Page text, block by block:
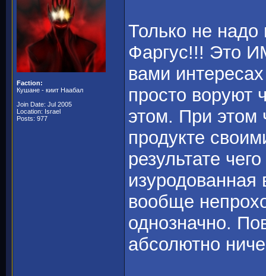
Faction:
Кушане - киит Наабал
Join Date: Jul 2005
Location: Israel
Posts: 977
Только не надо
Фаргус!!! Это
вами
просто воруют
этом. При этом
продукте
результате
изуродованная
вообще
однозначно.
абсолютно